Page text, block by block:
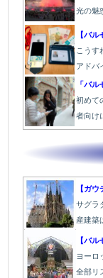
光の魅
【バ
こうす
アドバ
「バ
初めて
者向け
【ガウ
サグラ
産建築
【バル
ヨーロ
全部リ